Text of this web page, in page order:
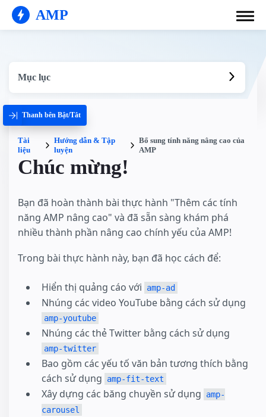
AMP
Mục lục
Thanh bên Bật/Tắt
Tài
liệu
Hướng dẫn & Tập
luyện
Bổ sung tính năng nâng cao của
AMP
Chúc mừng!
Bạn đã hoàn thành bài thực hành "Thêm các tính
năng AMP nâng cao" và đã sẵn sàng khám phá
nhiều thành phần nâng cao chính yếu của AMP!
Trong bài thực hành này, bạn đã học cách để:
Hiển thị quảng cáo với amp-ad
Nhúng các video YouTube bằng cách sử dụng
amp-youtube
Nhúng các thẻ Twitter bằng cách sử dụng
amp-twitter
Bao gồm các yếu tố văn bản tương thích bằng
cách sử dụng
amp-fit-text
Xây dựng các băng chuyền sử dụng
amp-
carousel